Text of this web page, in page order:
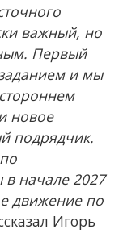
важный, но
Первый
и мы
новое
подрядчик.
начале 2027
движение по
Игорь